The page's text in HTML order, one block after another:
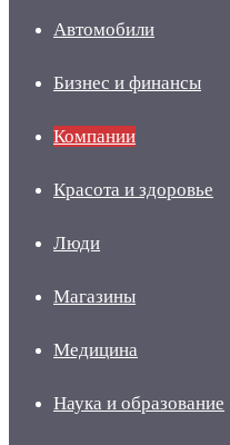
Автомобили
Бизнес и финансы
Компании
Красота и здоровье
Люди
Магазины
Медицина
Наука и образование